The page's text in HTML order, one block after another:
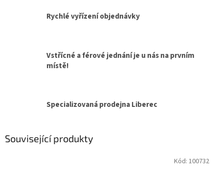
Rychlé vyřízení objednávky
Vstřícné a férové jednání je u nás na prvním
místě!
Specializovaná prodejna Liberec
Související produkty
Kód: 100732